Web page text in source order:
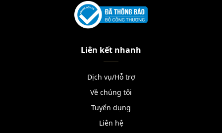
Liên kết nhanh
Dịch vụ/Hỗ trợ
Về chúng tôi
Tuyển dụng
Liên hệ